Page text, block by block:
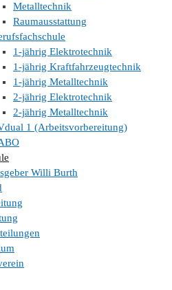
Metalltechnik
Raumausstattung
1-jährig Elektrotechnik
1-jährig Kraftfahrzeugtechnik
1-jährig Metalltechnik
2-jährig Elektrotechnik
2-jährig Metalltechnik
1 (Arbeitsvorbereitung)
Willi Burth